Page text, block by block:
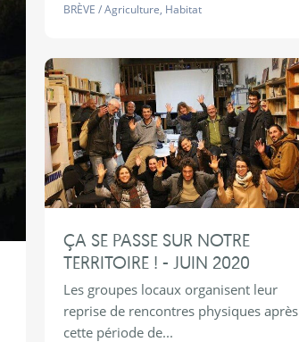
BRÈVE /Agriculture, Habitat
ÇA SE PASSE SUR NOTRE
TERRITOIRE ! - JUIN 2020
Les groupes locaux organisent leur
reprise de rencontres physiques après
cette période de...